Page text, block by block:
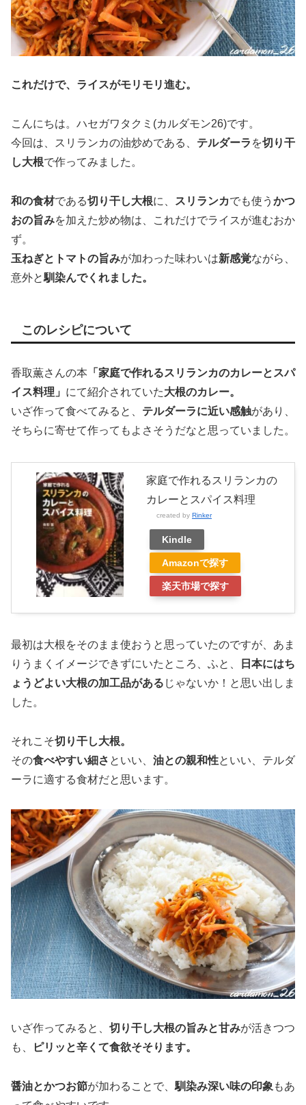
これだけで、ライスがモリモリ進む。
こんにちは。ハセガワタクミ(カルダモン26)です。
今回は、スリランカの油炒めである、 テルダーラ を切り干
し大根で作ってみました。
和の食材である切り干し大根に、 スリランカでも使う かつ
おの旨みを加えた炒め物は、これだけでライスが進むおか
ず。
玉ねぎとトマトの旨みが加わった味わいは新感覚ながら、
意外と馴染んでくれました。
このレシピについて
香取薫さんの本 「家庭で作れるスリランカのカレーとスパ
イス料理」 にて紹介されていた大根のカレー。
いざ作って食べてみると、 テルダーラに近い感触があり、
そちらに寄せて作ってもよさそうだなと思っていました。
家庭で作れるスリランカの
カレーとスパイス料理
created by Rinker
Kindle
Amazonで探す
楽天市場で探す
最初は大根をそのまま使おうと思っていたのですが、あま
りうまくイメージできずにいたところ、ふと、
日本にはち
ょうどよい大根の加工品がある じゃないか！と思い出しま
した。
それこそ切り干し大根。
その食べやすい細さ といい、 油との親和性といい、テルダ
ーラに適する食材だと思います。
いざ作ってみると、 切り干し大根の旨みと甘みが活きつつ
も、
ピリッと辛くて食欲そそります。
醤油とかつお節が加わることで、 馴染み深い味の印象 もあ